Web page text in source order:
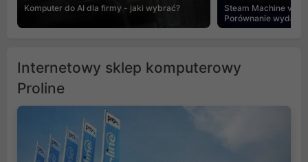
Komputer do AI dla firmy - jaki wybrać?
Steam Machine vs
Porównanie
Internetowy sklep komputerowy
Proline